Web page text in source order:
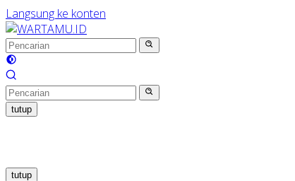
Langsung ke konten
tutup
tutup